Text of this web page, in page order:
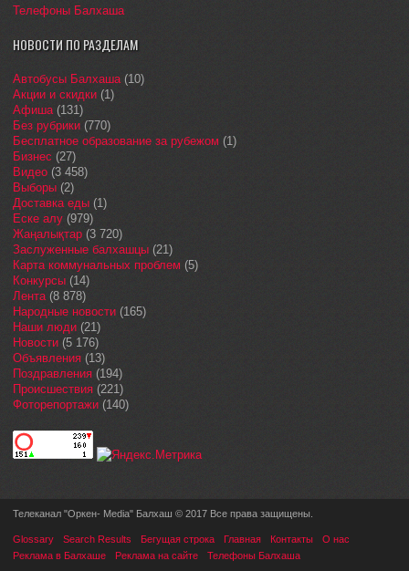
Телефоны Балхаша
НОВОСТИ ПО РАЗДЕЛАМ
Автобусы Балхаша(10)
Акции и скидки (1)
Афиша(131)
Без рубрики (770)
Бесплатное образование за рубежом (1)
Бизнес (27)
Видео (3 458)
Выборы (2)
Доставка еды (1)
Еске алу (979)
Жаңалықтар (3 720)
Заслуженные балхашцы (21)
Карта коммунальных проблем (5)
Конкурсы (14)
Лента(8 878)
Народные новости (165)
Наши люди (21)
Новости (5 176)
Объявления (13)
Поздравления (194)
Происшествия (221)
Фоторепортажи (140)
Телеканал "Оркен- Media" Балхаш © 2017 Все права защищены.
Glossary Search Results Бегущая строка Главная Контакты
О нас
Реклама в Балхаше
Реклама на сайте Телефоны Балхаша